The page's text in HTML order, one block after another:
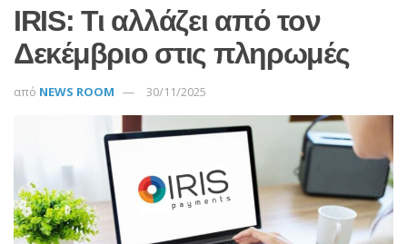
IRIS: Τι αλλάζει από τον
Δεκέμβριο στις πληρωμές
από NEWS ROOM 30/11/2025